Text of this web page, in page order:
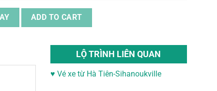
Kep Đi Đảo Koh Sdach quantity
ADD TO CART
LỘ TRÌNH LIÊN QUAN
♥ Vé xe từ Hà Tiên-Sihanoukville